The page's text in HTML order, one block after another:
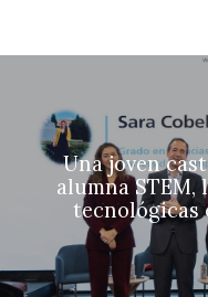
Una joven
alumna
tecnológicas